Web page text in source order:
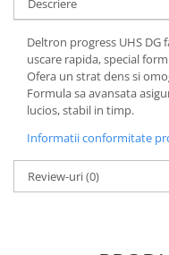
Descriere
Deltron progress UHS DG
uscare rapida, special
Ofera un strat dens si
Formula sa avansata
lucios, stabil in timp.
Informatii conformitate
Review-uri(0)